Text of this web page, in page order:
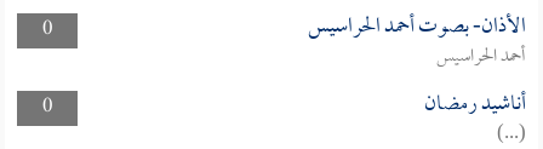
0
الأذان- بصوت أحمد الحراسيس
أحمد الحراسيس
0
أناشيد رمضان
(...)